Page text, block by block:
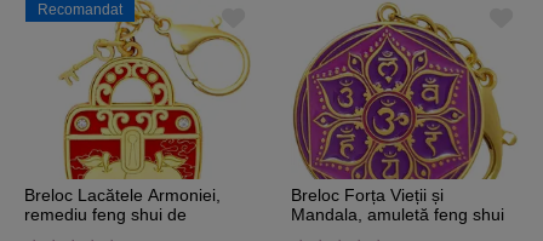
Recomandat
Breloc Lacătele Armoniei,
remediu feng shui de
Breloc Forța Vieții și
Mandala, amuletă feng shui